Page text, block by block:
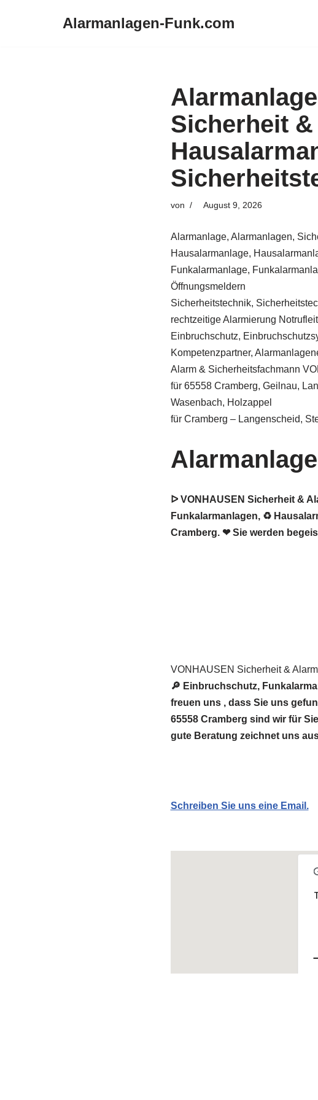
Alarmanlagen-Funk.com
Sicherheit
von August 9, 2026
Alarmanlage, Alarmanlagen,
Hausalarmanlage,
Funkalarmanlage,
Öffnungsmeldern
Sicherheitstechnik,
rechtzeitige Alarmierung
Einbruchschutz,
Kompetenzpartner,
Alarm & Sicherheitsfachmann
für 65558 Cramberg, Geilnau,
Wasenbach, Holzappel
für Cramberg – Langenscheid,
ᐅ VONHAUSEN Sicherheit &
Funkalarmanlagen, ♻
Cramberg. ❤ Sie werden
VONHAUSEN Sicherheit &
🔎 Einbruchschutz,
freuen uns , dass Sie uns
65558 Cramberg sind wir für
gute Beratung zeichnet uns
Schreiben Sie uns eine Email.